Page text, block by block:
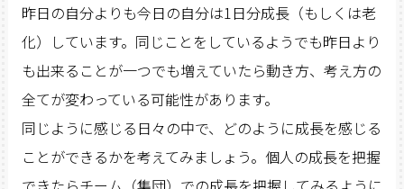
昨日の自分よりも今日の自分は1日分成長（もしくは老
化）しています。同じことをしているようでも昨日より
も出来ることが一つでも増えていたら動き方、考え方の
全てが変わっている可能性があります。
同じように感じる日々の中で、どのように成長を感じる
ことができるかを考えてみましょう。個人の成長を把握